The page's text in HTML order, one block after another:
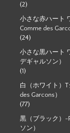
(2)
小さな赤ハート
Comme des
(24)
小さな黒ハート
デギャルソン）
(1)
白（ホワイト）
des Garcons）
(77)
黒（ブラック）-
ソン）